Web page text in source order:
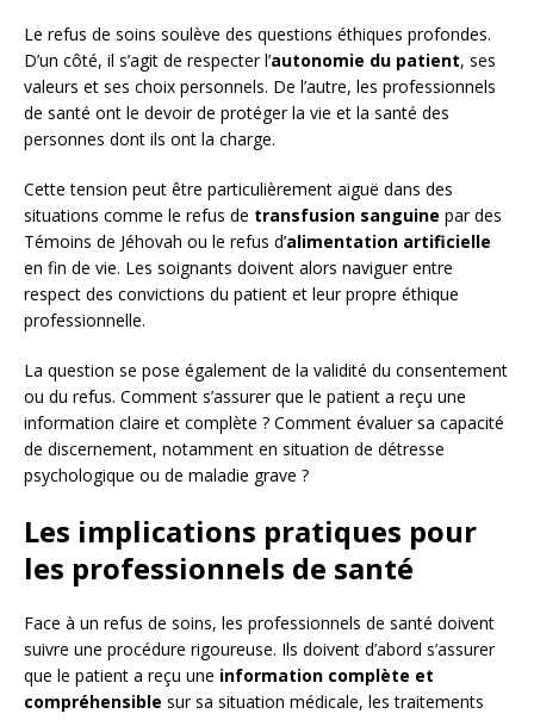
Le refus de soins soulève des questions éthiques profondes.
D’un côté, il s’agit de respecter l’autonomie du patient, ses
valeurs et ses choix personnels. De l’autre, les professionnels
de santé ont le devoir de protéger la vie et la santé des
personnes dont ils ont la charge.
Cette tension peut être particulièrement aiguë dans des
situations comme le refus de transfusion sanguine par des
Témoins de Jéhovah ou le refus d’alimentation artificielle
en fin de vie. Les soignants doivent alors naviguer entre
respect des convictions du patient et leur propre éthique
professionnelle.
La question se pose également de la validité du consentement
ou du refus. Comment s’assurer que le patient a reçu une
information claire et complète ? Comment évaluer sa capacité
de discernement, notamment en situation de détresse
psychologique ou de maladie grave ?
Les implications pratiques pour
les professionnels de santé
Face à un refus de soins, les professionnels de santé doivent
suivre une procédure rigoureuse. Ils doivent d’abord s’assurer
que le patient a reçu une information complète et
compréhensible sur sa situation médicale, les traitements